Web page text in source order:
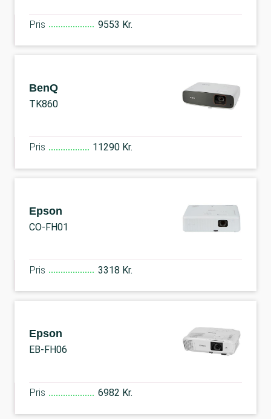
Pris 9553 Kr.
BenQ
TK860
Pris 11290 Kr.
Epson
CO-FH01
Pris 3318 Kr.
Epson
EB-FH06
Pris 6982 Kr.